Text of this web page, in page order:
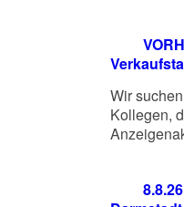
Wir
Kollegen,